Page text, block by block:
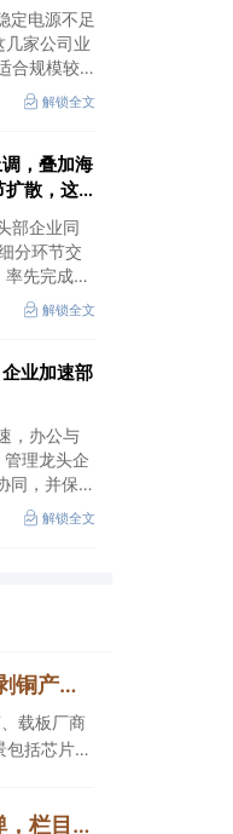
定电源不足
几家公司业
合规模较
节，这家国
五”投资规
解锁全文
，叠加海
扩散，这
望快速转
部企业同
分环节交
先完成客
2019—
易活跃、
解锁全文
业加速部
，办公与
理龙头企
，并保留
企业与腾讯
方算力的订
解锁全文
【机构龙虎榜解读】PCB+先进封装+铜箔，可剥铜产品通过了部分覆铜板厂商、载板厂商及相关芯片终端的认证，持续获得小批量订单，主要应用场景包括芯片封装光模块用PCB，机构大额净买入这家公司
载板厂商
括芯片封
家公司获净
【九点特供周回顾】从超跌到情绪升温再到反弹，栏目梳理AI应用题材逻辑，AI教育人气公司解读后获4连板